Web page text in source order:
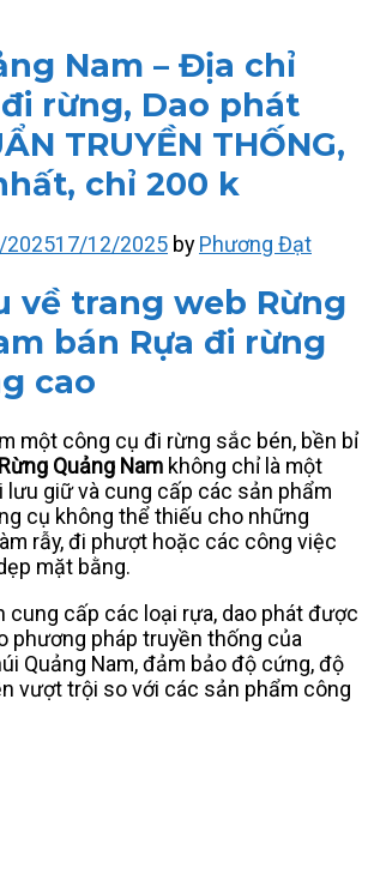
Nam – Địa chỉ
rừng, Dao phát
TRUYỀN THỐNG,
chỉ 200 k
202517/12/2025 by Phương Đạt
về trang web Rừng
bán Rựa đi rừng
cao
một công cụ đi rừng sắc bén, bền bỉ
Rừng Quảng Nam không chỉ là một
lưu giữ và cung cấp các sản phẩm
cụ không thể thiếu cho những
rẫy, đi phượt hoặc các công việc
mặt bằng.
cung cấp các loại rựa, dao phát được
phương pháp truyền thống của
Quảng Nam, đảm bảo độ cứng, độ
vượt trội so với các sản phẩm công